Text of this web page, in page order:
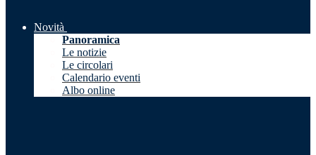
Novità
Panoramica
Le notizie
Le circolari
Calendario eventi
Albo online